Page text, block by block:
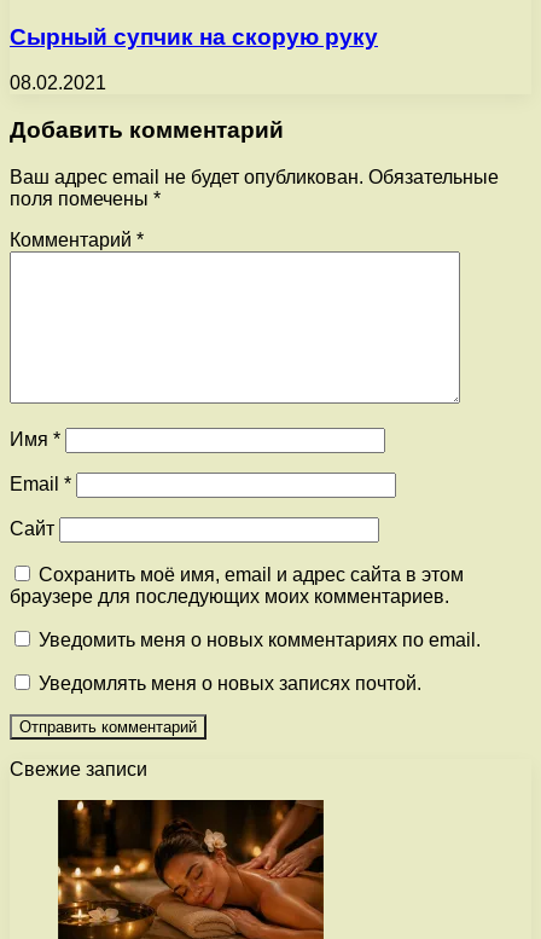
Сырный супчик на скорую руку
08.02.2021
Добавить комментарий
Ваш адрес email не будет опубликован. Обязательные
поля помечены *
Комментарий *
Имя *
Email *
Сайт
Сохранить моё имя, email и адрес сайта в этом
браузере для последующих моих комментариев.
Уведомить меня о новых комментариях по email.
Уведомлять меня о новых записях почтой.
Свежие записи